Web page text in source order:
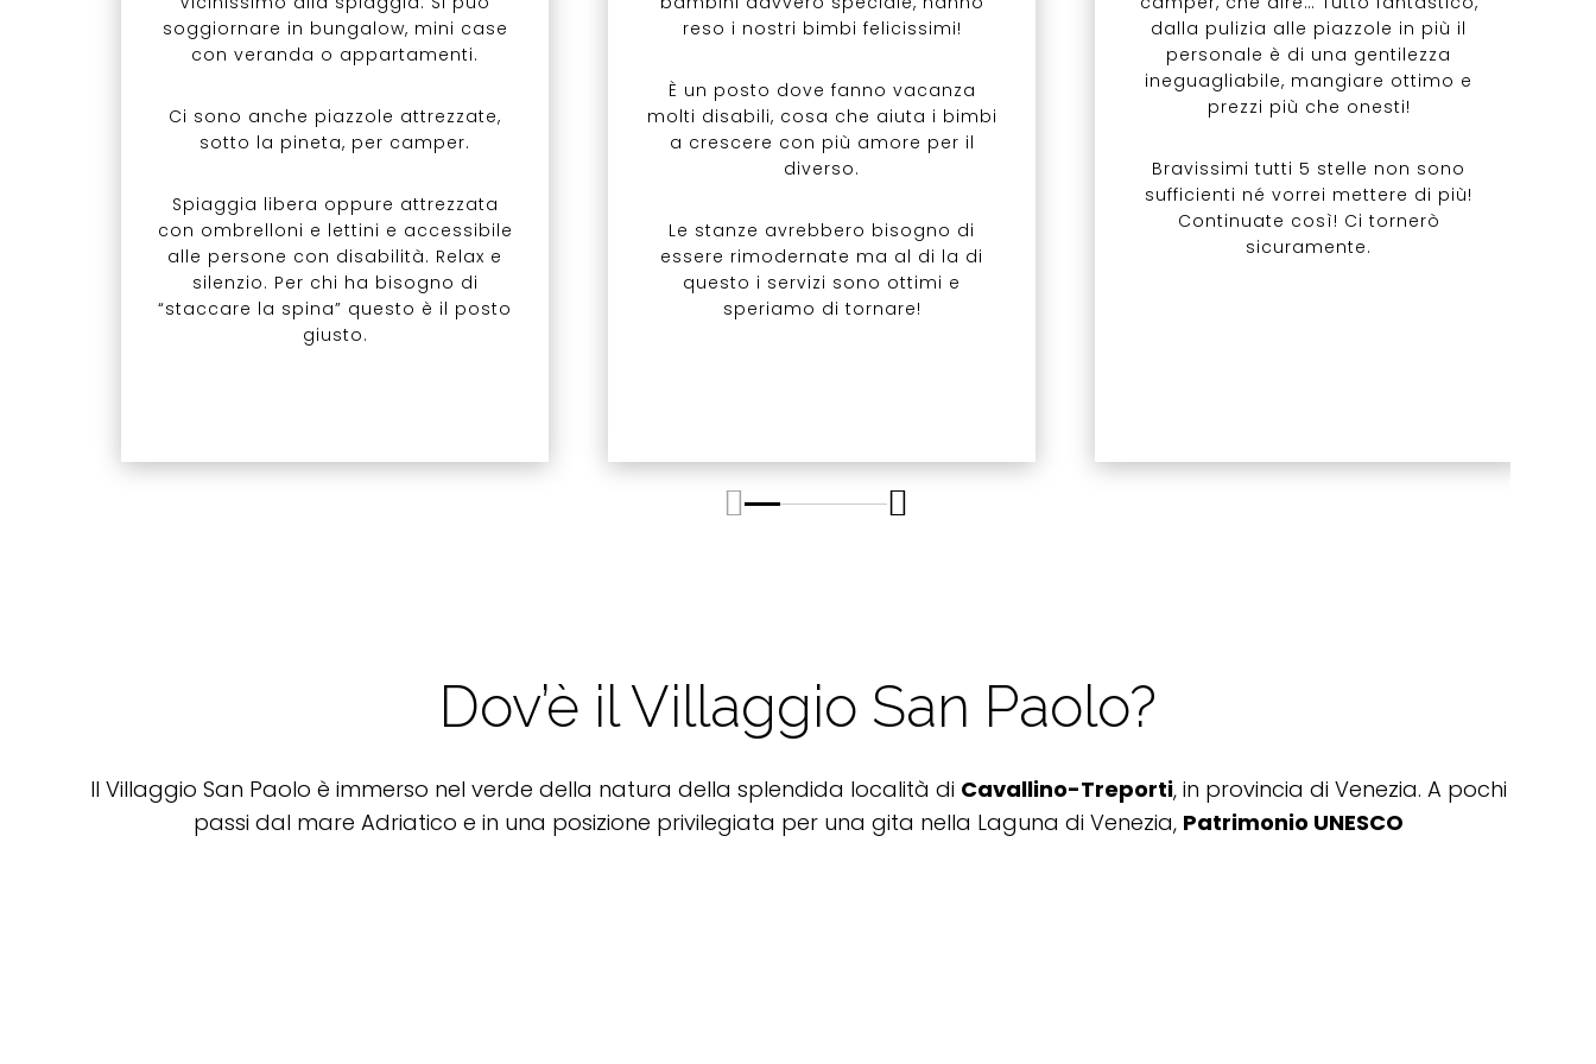
soggiornare in bungalow, mini case
con veranda o appartamenti.
Ci sono anche piazzole attrezzate,
sotto la pineta, per camper.
Spiaggia libera oppure attrezzata
con ombrelloni e lettini e accessibile
alle persone con disabilità. Relax e
silenzio. Per chi ha bisogno di
“staccare la spina” questo è il posto
giusto.
reso i nostri bimbi felicissimi!
È un posto dove fanno vacanza
molti disabili, cosa che aiuta i bimbi
a crescere con più amore per il
diverso.
Le stanze avrebbero bisogno di
essere rimodernate ma al di la di
questo i servizi sono ottimi e
speriamo di tornare!
dalla pulizia alle piazzole in più il
personale è di una gentilezza
ineguagliabile, mangiare ottimo e
prezzi più che onesti!
Bravissimi tutti 5 stelle non sono
sufficienti né vorrei mettere di più!
Continuate così! Ci tornerò
sicuramente.
Dov’è il Villaggio San Paolo?
Il Villaggio San Paolo è immerso nel verde della natura della splendida località di Cavallino-Treporti, in provincia di Venezia. A pochi
passi dal mare Adriatico e in una posizione privilegiata per una gita nella Laguna di Venezia, Patrimonio UNESCO